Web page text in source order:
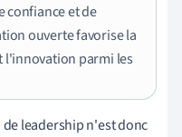
confiance et de
ouverte favorise la
l'innovation parmi les
leadership n'est donc